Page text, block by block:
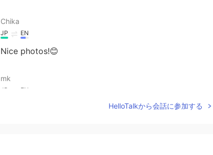
Chika
JP EN
Nice photos!😊
mk
JP EN
HelloTalkから会話に参加する